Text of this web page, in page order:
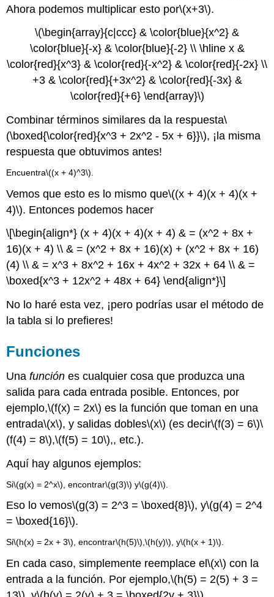
Ahora podemos multiplicar esto por\(x+3\).
\(\begin{array}{c|ccc} & \color{blue}{x^2} &
\color{blue}{-x} & \color{blue}{-2} \\ \hline x &
\color{red}{x^3} & \color{red}{-x^2} & \color{red}{-2x} \\
+3 & \color{red}{+3x^2} & \color{red}{-3x} &
\color{red}{+6} \end{array}\)
Combinar términos similares da la respuesta\
(\boxed{\color{red}{x^3 + 2x^2 - 5x + 6}}\), ¡la misma
respuesta que obtuvimos antes!
Encuentra\((x + 4)^3\)
Vemos que esto es lo mismo que\((x + 4)(x + 4)(x +
4)\). Entonces podemos hacer
\[\begin{align*} (x + 4)(x + 4)(x + 4) & = (x^2 + 8x +
16)(x + 4) \\ & = (x^2 + 8x + 16)(x) + (x^2 + 8x + 16)
(4) \\ & = x^3 + 8x^2 + 16x + 4x^2 + 32x + 64 \\ & =
\boxed{x^3 + 12x^2 + 48x + 64} \end{align*}\]
No lo haré esta vez, ¡pero podrías usar el método de
la tabla si lo prefieres!
Funciones
Unafunción es cualquier cosa que produzca una
salida para cada entrada posible. Entonces, por
ejemplo,\(f(x) = 2x\) es la función que toman en una
entrada\(x\), y salidas dobles\(x\) (es decir\(f(3) = 6\)\
(f(4) = 8\),\(f(5) = 10\),, etc.).
Aquí hay algunos ejemplos:
Si\(g(x) = 2^x\) , encontrar\(g(3)\) y\(g(4)\)
Eso lo vemos\(g(3) = 2^3 = \boxed{8}\), y\(g(4) = 2^4
= \boxed{16}\).
Si\(h(x) = 2x + 3\), encontrar\(h(5)\),\(h(y)\), y\(h(x + 1)\).
En cada caso, simplemente reemplace el\(x\) con la
entrada a la función. Por ejemplo,\(h(5) = 2(5) + 3 =